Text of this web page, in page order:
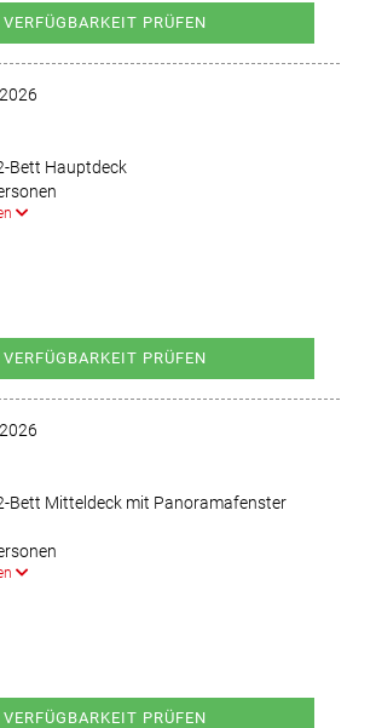
VERFÜGBARKEIT PRÜFEN
Bett Hauptdeck
VERFÜGBARKEIT PRÜFEN
Bett Mitteldeck mit Panoramafenster
VERFÜGBARKEIT PRÜFEN